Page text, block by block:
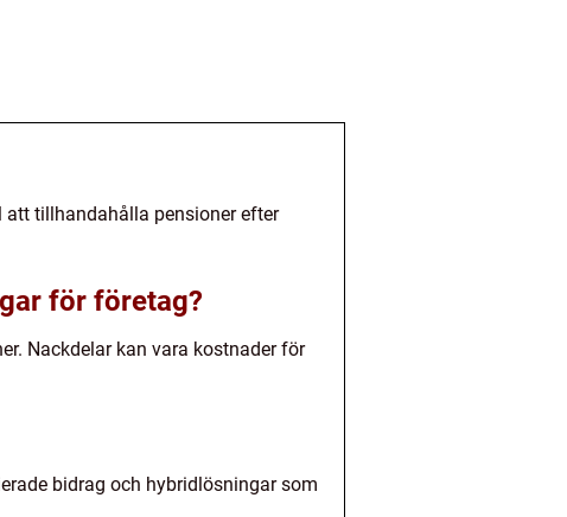
tillhandahålla pensioner efter
för företag?
Nackdelar kan vara kostnader för
bidrag och hybridlösningar som